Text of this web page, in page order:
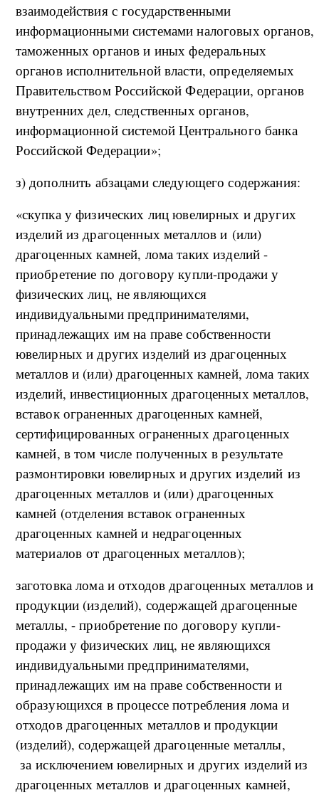
взаимодействия с государственными
информационными системами налоговых органов,
таможенных органов и иных федеральных
органов исполнительной власти, определяемых
Правительством Российской Федерации, органов
внутренних дел, следственных органов,
информационной системой Центрального банка
Российской Федерации»;
з) дополнить абзацами следующего содержания:
«скупка у физических лиц ювелирных и других
изделий из драгоценных металлов и (или)
драгоценных камней, лома таких изделий -
приобретение по договору купли-продажи у
физических лиц, не являющихся
индивидуальными предпринимателями,
принадлежащих им на праве собственности
ювелирных и других изделий из драгоценных
металлов и (или) драгоценных камней, лома таких
изделий, инвестиционных драгоценных металлов,
вставок ограненных драгоценных камней,
сертифицированных ограненных драгоценных
камней, в том числе полученных в результате
размонтировки ювелирных и других изделий из
драгоценных металлов и (или) драгоценных
камней (отделения вставок ограненных
драгоценных камней и недрагоценных
материалов от драгоценных металлов);
заготовка лома и отходов драгоценных металлов и
продукции (изделий), содержащей драгоценные
металлы, - приобретение по договору купли-
продажи у физических лиц, не являющихся
индивидуальными предпринимателями,
принадлежащих им на праве собственности и
образующихся в процессе потребления лома и
отходов драгоценных металлов и продукции
(изделий), содержащей драгоценные металлы,
за исключением ювелирных и других изделий из
драгоценных металлов и драгоценных камней,